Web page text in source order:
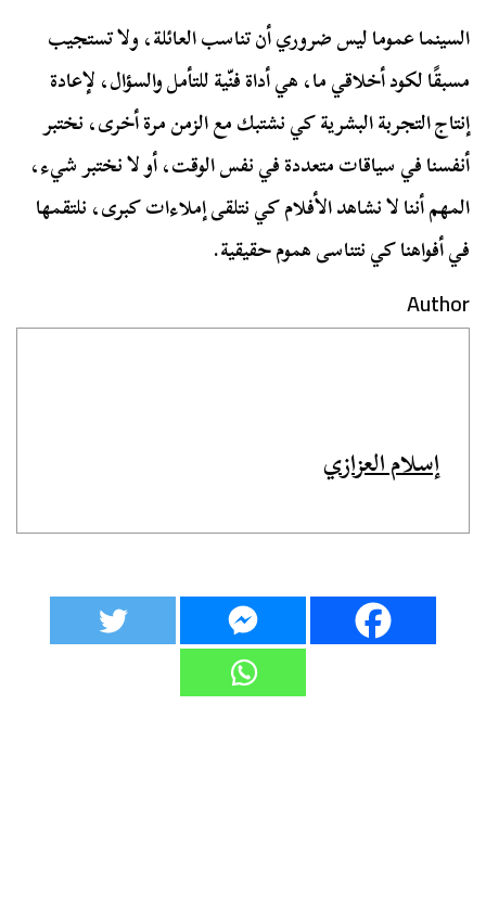
السينما عموما ليس ضروري أن تناسب العائلة، ولا تستجيب
مسبقًا لكود أخلاقي ما، هي أداة فنّية للتأمل والسؤال، لإعادة
إنتاج التجربة البشرية كي نشتبك مع الزمن مرة أخرى، نختبر
أنفسنا في سياقات متعددة في نفس الوقت، أو لا نختبر شيء،
المهم أننا لا نشاهد الأفلام كي نتلقى إملاءات كبرى، نلتقمها
في أفواهنا كي نتناسى هموم حقيقية.
Author
إسلام العزازي